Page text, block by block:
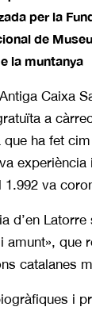
per la
de
la muntanya
Caixa
a
que ha fet
1.992 va
d’en
amunt», que
catalanes
i